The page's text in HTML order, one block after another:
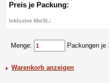
Preis je Packung:
Inklusive MwSt.:
Menge: Packungen je
Warenkorb anzeigen